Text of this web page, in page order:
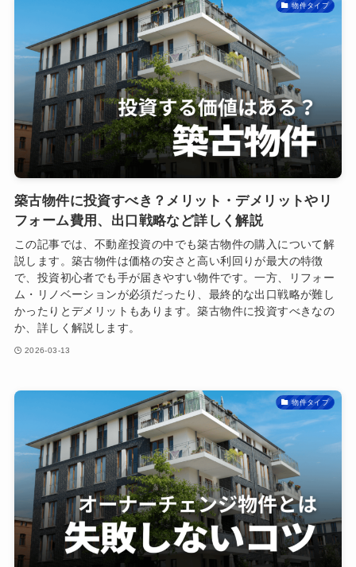
物件タイプ
築古物件に投資すべき？メリット・デメリットやリ
フォーム費用、出口戦略など詳しく解説
この記事では、不動産投資の中でも築古物件の購入について解
説します。築古物件は価格の安さと高い利回りが最大の特徴
で、投資初心者でも手が届きやすい物件です。一方、リフォー
ム・リノベーションが必須だったり、最終的な出口戦略が難し
かったりとデメリットもあります。築古物件に投資すべきなの
か、詳しく解説します。
2026-03-13
物件タイプ